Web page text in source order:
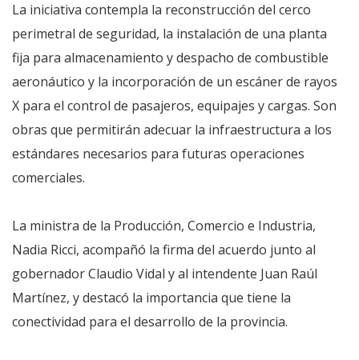
La iniciativa contempla la reconstrucción del cerco
perimetral de seguridad, la instalación de una planta
fija para almacenamiento y despacho de combustible
aeronáutico y la incorporación de un escáner de rayos
X para el control de pasajeros, equipajes y cargas. Son
obras que permitirán adecuar la infraestructura a los
estándares necesarios para futuras operaciones
comerciales.
La ministra de la Producción, Comercio e Industria,
Nadia Ricci, acompañó la firma del acuerdo junto al
gobernador Claudio Vidal y al intendente Juan Raúl
Martínez, y destacó la importancia que tiene la
conectividad para el desarrollo de la provincia.